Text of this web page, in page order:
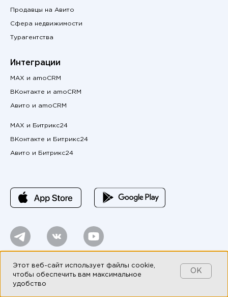
Продавцы на Авито
Сфера недвижимости
Турагентства
Интеграции
MAX и amoCRM
ВКонтакте и amoCRM
Авито и amoCRM
MAX и Битрикс24
ВКонтакте и Битрикс24
Авито и Битрикс24
обработку файлов cookie в соответствии с Политикой
Компаний Группы T2 в области использования файлов
cookie, использование рекомендательных технологий
Этот веб-сайт использует файлы cookie,
чтобы обеспечить вам максимальное
удобство
OK